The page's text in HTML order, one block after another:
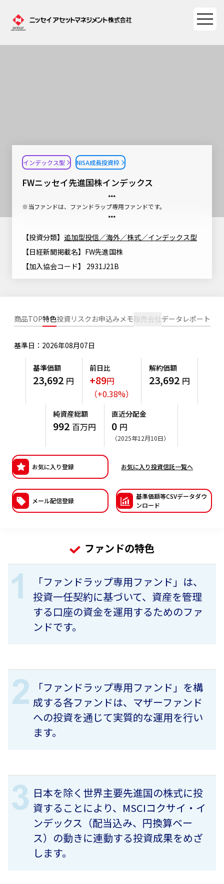
ファンド検索
ファンド比較
決算カレンダー
海外休日カレンダー
投資信託新商品のご案内
投資信託償還商品のご案内
ちょこっと3分！ファンドシアター
こだわりのインデックスファンド 購入・換金手数料なしシ
確定拠出年金について
確定拠出年金制度について
確定拠出年金 基準価額一覧
マーケット指数
マーケットレポート
資産形成ポータルTOP
Goal Navi
資産形成サポート
お問い合わせ
サステナビリティ
SDGsとは？
トップメッセージ
サステナビリティ推進体制
ニッセイアセットの重要課題
サステナビリティへの取り組み
サステナビリティレポート
サステナブル投資
日本版スチュワードシップ・コードへの対応
ESGへの取り組み
国内株式議決権行使の方針と判断基準
会社情報
方針・その他開示情報
採用情報
公式キャラクターのご紹介
採用情報 English
検索したいキーワードを入力してください。
資産形成はじめるなら
FWニッセイ先進国株インデックス
インデックス型 NISA成長投資枠
※当ファンドは、ファンドラップ専用ファンドです。
【投資分類】 追加型投信／海外／株式／インデックス型
【日経新聞掲載名】FW先進国株
【加入協会コード】 2931J21B
商品TOP特色投資リスク お申込みメモ販売会社データ レポート
基準日：2026年08月07日
基準価額
23,692 円
前日比
+89円
（+0.38%）
解約価額
23,692 円
純資産総額
992 百万円
直近分配金
0 円
（2025年12月10日）
お気に入り登録 お気に入り投資信託一覧へ
メール配信登録
基準価額等CSVデータダウ
ンロード
ファンドの特色
「ファンドラップ専用ファンド」は、
投資一任契約に基づいて、資産を管理
する口座の資金を運用するためのファ
ンドです。
「ファンドラップ専用ファンド」を構
成する各ファンドは、マザーファンド
への投資を通じて実質的な運用を行い
ます。
日本を除く世界主要先進国の株式に投
資することにより、MSCIコクサイ・イ
ンデックス（配当込み、円換算ベー
ス）の動きに連動する投資成果をめざ
します。